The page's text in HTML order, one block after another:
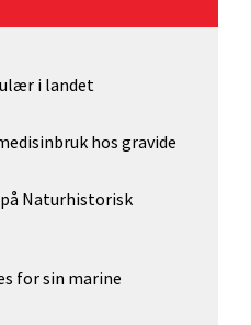
i landet
hos gravide
Naturhistorisk
for sin marine